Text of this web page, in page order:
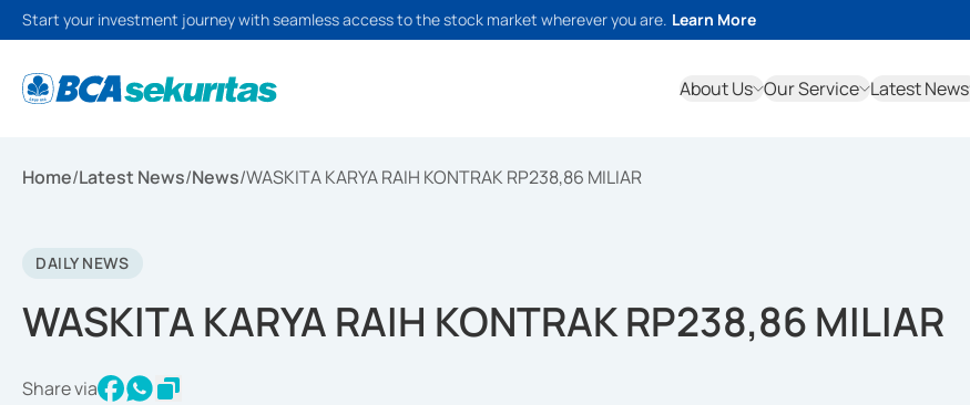
Start your investment journey with seamless access to the stock market wherever you are. Learn More
About Us Our Service Latest News
Home/Latest News/News/WASKITA KARYA RAIH KONTRAK RP238,86 MILIAR
DAILY NEWS
WASKITA KARYA RAIH KONTRAK RP238,86 MILIAR
Share via